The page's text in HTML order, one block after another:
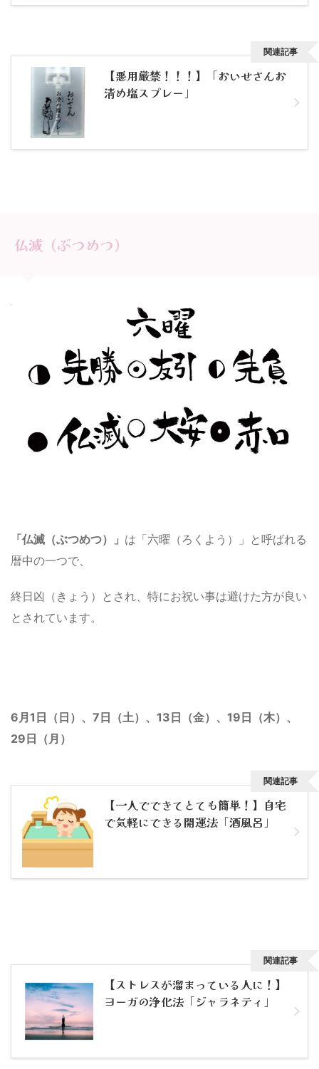
【悪用厳禁！！！】「おいせさんお
清め塩スプレー」
関連記事
仏滅（ぶつめつ）
「仏滅（ぶつめつ）」 は「六曜（ろくよう）」と呼ばれる
暦中の一つで、
終日凶（きょう）とされ、特にお祝い事は避けた方が良い
とされています。
6月1日（日）、7日（土）、13日（金）、19日（木）、
29日（月）
【一人でできてとても簡単！】自宅
で気軽にできる開運法「酒風呂」
関連記事
【ストレスが溜まっている人に！】
ヨーガの浄化法「ジャラネティ」
関連記事